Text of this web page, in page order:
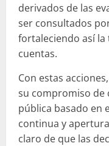
derivados de las
ser consultados
fortaleciendo así
cuentas.
Con estas
su compromiso de
pública basado en
continua y
claro de que las